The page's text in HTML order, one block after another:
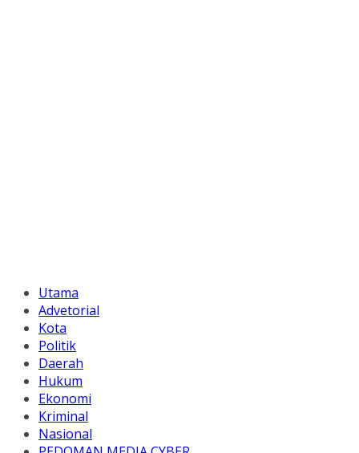
Utama
Advetorial
Kota
Politik
Daerah
Hukum
Ekonomi
Kriminal
Nasional